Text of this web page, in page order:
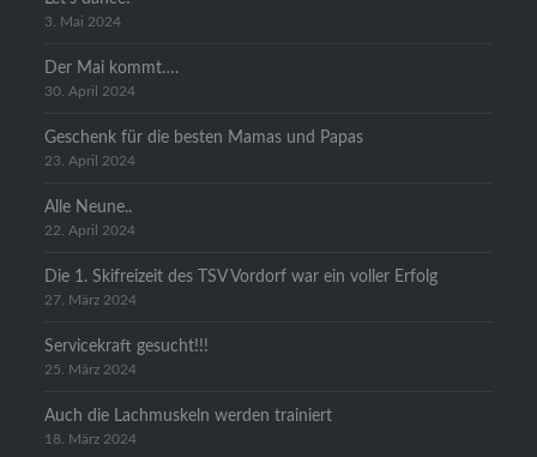
3. Mai 2024
Der Mai kommt….
30. April 2024
Geschenk für die besten Mamas und Papas
23. April 2024
Alle Neune..
22. April 2024
Die 1. Skifreizeit des TSV Vordorf war ein voller Erfolg
27. März 2024
Servicekraft gesucht!!!
25. März 2024
Auch die Lachmuskeln werden trainiert
18. März 2024